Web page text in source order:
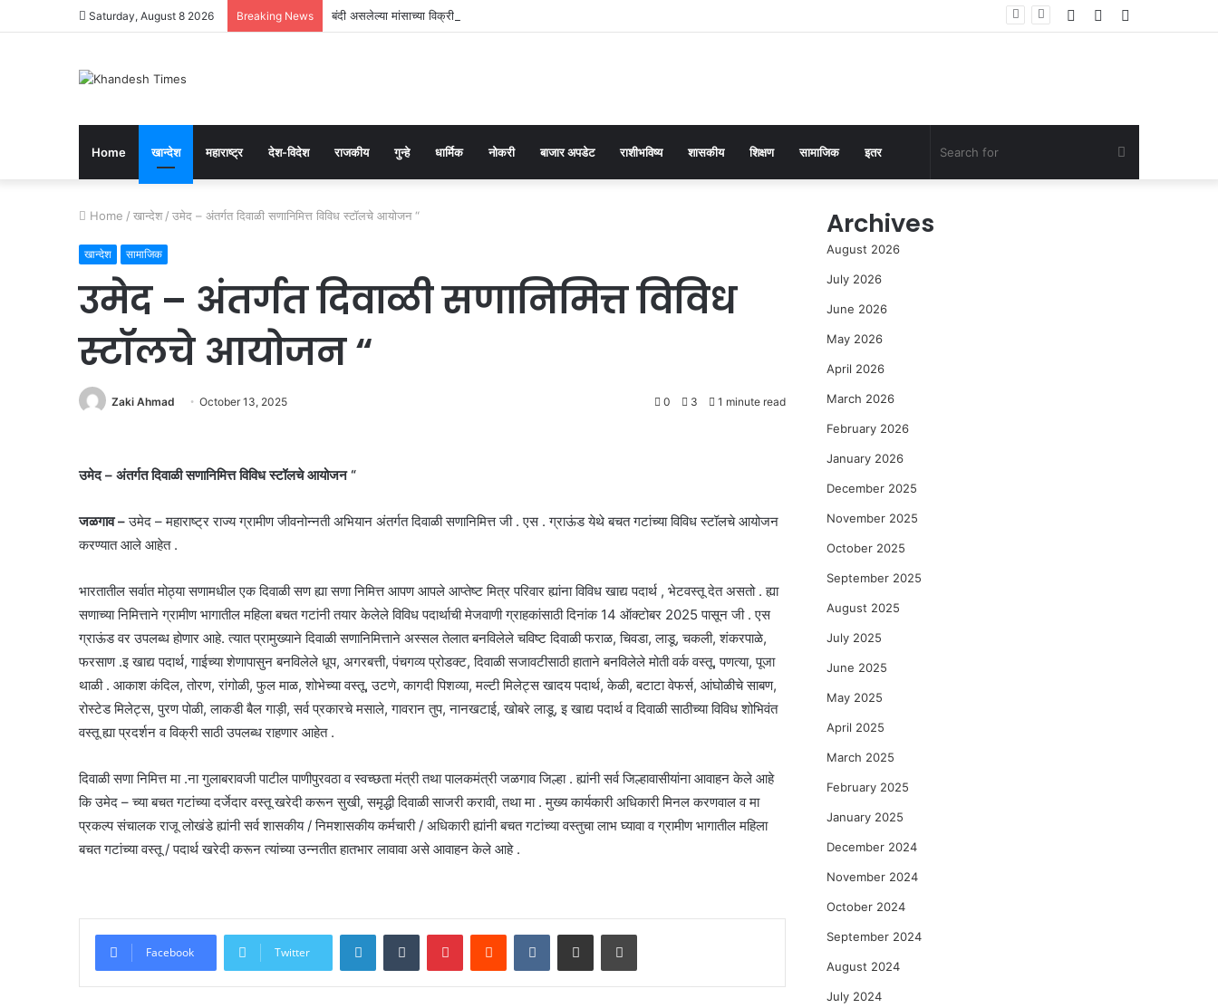
Saturday, August 8 2026 Breaking News बंदी असलेल्या मांसाच्या विक्रीवर कारवाई टाळण्यासाठी पाच लाखांची मागणी
Random
Log
Home खान्देश महाराष्ट्र देश-विदेश राजकीय गुन्हे धार्मिक नोकरी बाजार अपडेट राशीभविष्य शासकीय शिक्षण सामाजिक इतर Search
Home / खान्देश / उमेद – अंतर्गत दिवाळी सणानिमित्त विविध स्टॉलचे आयोजन “
खान्देश सामाजिक
उमेद – अंतर्गत दिवाळी सणानिमित्त विविध
स्टॉलचे आयोजन “
Zaki Ahmad October 13, 2025 0 3 1 minute read
उमेद – अंतर्गत दिवाळी सणानिमित्त विविध स्टॉलचे आयोजन “
जळगाव –उमेद – महाराष्ट्र राज्य ग्रामीण जीवनोन्नती अभियान अंतर्गत दिवाळी सणानिमित्त जी . एस . ग्राऊंड येथे बचत गटांच्या विविध स्टॉलचे आयोजन
करण्यात आले आहेत .
भारतातील सर्वात मोठ्या सणामधील एक दिवाळी सण ह्या सणा निमित्त आपण आपले आप्तेष्ट मित्र परिवार ह्यांना विविध खाद्य पदार्थ , भेटवस्तू देत असतो . ह्या
सणाच्या निमित्ताने ग्रामीण भागातील महिला बचत गटांनी तयार केलेले विविध पदार्थाची मेजवाणी ग्राहकांसाठी दिनांक 14 ऑक्टोबर 2025 पासून जी . एस
ग्राऊंड वर उपलब्ध होणार आहे. त्यात प्रामुख्याने दिवाळी सणानिमित्ताने अस्सल तेलात बनविलेले चविष्ट दिवाळी फराळ, चिवडा, लाडू, चकली, शंकरपाळे,
फरसाण .इ खाद्य पदार्थ, गाईच्या शेणापासुन बनविलेले धूप, अगरबत्ती, पंचगव्य प्रोडक्ट, दिवाळी सजावटीसाठी हाताने बनविलेले मोती वर्क वस्तू, पणत्या, पूजा
थाळी . आकाश कंदिल, तोरण, रांगोळी, फुल माळ, शोभेच्या वस्तू, उटणे, कागदी पिशव्या, मल्टी मिलेट्स खादय पदार्थ, केळी, बटाटा वेफर्स, आंघोळीचे साबण,
रोस्टेड मिलेट्स, पुरण पोळी, लाकडी बैल गाड़ी, सर्व प्रकारचे मसाले, गावरान तुप, नानखटाई, खोबरे लाडू, इ खाद्य पदार्थ व दिवाळी साठीच्या विविध शोभिवंत
वस्तू ह्या प्रदर्शन व विक्री साठी उपलब्ध राहणार आहेत .
दिवाळी सणा निमित्त मा .ना गुलाबरावजी पाटील पाणीपुरवठा व स्वच्छता मंत्री तथा पालकमंत्री जळगाव जिल्हा . ह्यांनी सर्व जिल्हावासीयांना आवाहन केले आहे
कि उमेद – च्या बचत गटांच्या दर्जेदार वस्तू खरेदी करून सुखी, समृद्धी दिवाळी साजरी करावी, तथा मा . मुख्य कार्यकारी अधिकारी मिनल करणवाल व मा
प्रकल्प संचालक राजू लोखंडे ह्यांनी सर्व शासकीय / निमशासकीय कर्मचारी / अधिकारी ह्यांनी बचत गटांच्या वस्तुचा लाभ घ्यावा व ग्रामीण भागातील महिला
बचत गटांच्या वस्तू / पदार्थ खरेदी करून त्यांच्या उन्नतीत हातभार लावावा असे आवाहन केले आहे .
Facebook Twitter
LinkedInTumblr PinterestReddit VKontakteShare via Email Print
Archives
August 2026
July 2026
June 2026
May 2026
April 2026
March 2026
February 2026
January 2026
December 2025
November 2025
October 2025
September 2025
August 2025
July 2025
June 2025
May 2025
April 2025
March 2025
February 2025
January 2025
December 2024
November 2024
October 2024
September 2024
August 2024
July 2024